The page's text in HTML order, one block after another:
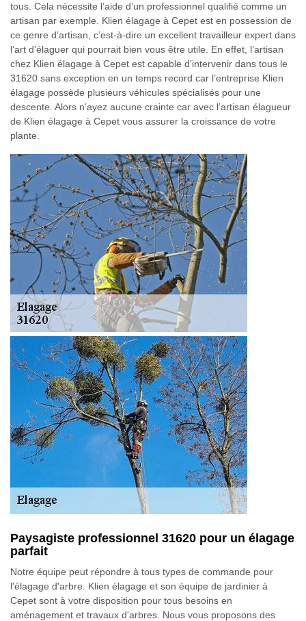
tous. Cela nécessite l’aide d’un professionnel qualifié comme un
artisan par exemple. Klien élagage à Cepet est en possession de
ce genre d’artisan, c’est-à-dire un excellent travailleur expert dans
l’art d’élaguer qui pourrait bien vous être utile. En effet, l’artisan
chez Klien élagage à Cepet est capable d’intervenir dans tous le
31620 sans exception en un temps record car l’entreprise Klien
élagage possède plusieurs véhicules spécialisés pour une
descente. Alors n’ayez aucune crainte car avec l’artisan élagueur
de Klien élagage à Cepet vous assurer la croissance de votre
plante.
Paysagiste professionnel 31620 pour un élagage
parfait
Notre équipe peut répondre à tous types de commande pour
l'élagage d'arbre. Klien élagage et son équipe de jardinier à
Cepet sont à votre disposition pour tous besoins en
aménagement et travaux d'arbres. Nous vous proposons des